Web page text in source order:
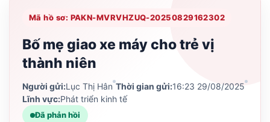
Mã hồ sơ: PAKN-MVRVHZUQ-20250829162302
Bố mẹ giao xe máy cho trẻ vị
thành niên
Người gửi:Lục Thị Hân Thời gian gửi:16:23 29/08/2025
Lĩnh vực:Phát triển kinh tế
Đã phản hồi